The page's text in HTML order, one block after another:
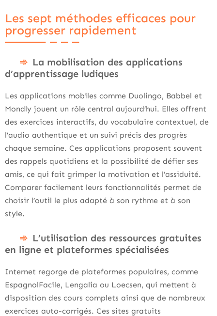
Les sept méthodes efficaces pour
progresser rapidement
La mobilisation des applications
d’apprentissage ludiques
Les applications mobiles comme Duolingo, Babbel et
Mondly jouent un rôle central aujourd’hui. Elles offrent
des exercices interactifs, du vocabulaire contextuel, de
l’audio authentique et un suivi précis des progrès
chaque semaine. Ces applications proposent souvent
des rappels quotidiens et la possibilité de défier ses
amis, ce qui fait grimper la motivation et l’assiduité.
Comparer facilement leurs fonctionnalités permet de
choisir l’outil le plus adapté à son rythme et à son
style.
L’utilisation des ressources gratuites
en ligne et plateformes spécialisées
Internet regorge de plateformes populaires, comme
EspagnolFacile, Lengalia ou Loecsen, qui mettent à
disposition des cours complets ainsi que de nombreux
exercices auto-corrigés. Ces sites gratuits